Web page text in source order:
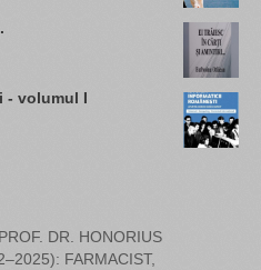
- volumul I
DR. HONORIUS
FARMACIST,